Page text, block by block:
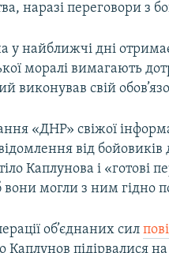
наразі переговори з
у найближчі дні
моралі вимагають
виконував свій
«ДНР» свіжої
від бойовиків
Каплунова і «готові
могли з ним гідно
об’єднаних сил
Каплунов підірвалися